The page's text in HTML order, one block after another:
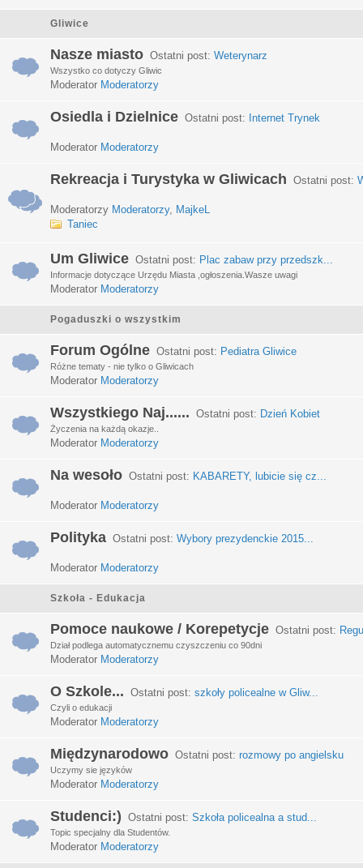
Gliwice
Nasze miasto Ostatni post: Weterynarz
Wszystko co dotyczy Gliwic
Moderator Moderatorzy
Osiedla i Dzielnice Ostatni post: Internet Trynek
Moderator Moderatorzy
Rekreacja i Turystyka w Gliwicach Ostatni post:
Moderatorzy Moderatorzy, MajkeL
Taniec
Um Gliwice Ostatni post: Plac zabaw przy przedszk...
Informacje dotyczące Urzędu Miasta ,ogłoszenia.Wasze uwagi
Moderator Moderatorzy
Pogaduszki o wszystkim
Forum Ogólne Ostatni post: Pediatra Gliwice
Różne tematy - nie tylko o Gliwicach
Moderator Moderatorzy
Wszystkiego Naj...... Ostatni post: Dzień Kobiet
Życzenia na każdą okazje..
Moderator Moderatorzy
Na wesoło Ostatni post: KABARETY, lubicie się cz...
Moderator Moderatorzy
Polityka Ostatni post: Wybory prezydenckie 2015...
Moderator Moderatorzy
Szkoła - Edukacja
Pomoce naukowe / Korepetycje Ostatni post:
Dział podlega automatycznemu czyszczeniu co 90dni
Moderator Moderatorzy
O Szkole... Ostatni post: szkoły policealne w Gliw...
Czyli o edukacji
Moderator Moderatorzy
Międzynarodowo Ostatni post: rozmowy po angielsku
Uczymy sie języków
Moderator Moderatorzy
Studenci:) Ostatni post: Szkoła policealna a stud...
Topic specjalny dla Studentów.
Moderator Moderatorzy